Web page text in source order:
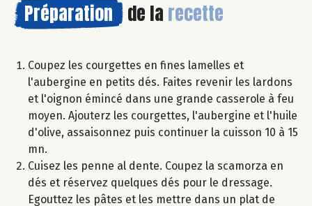
Préparation de la recette
Coupez les courgettes en fines lamelles et
l'aubergine en petits dés. Faites revenir les lardons
et l'oignon émincé dans une grande casserole à feu
moyen. Ajouterz les courgettes, l'aubergine et l'huile
d'olive, assaisonnez puis continuer la cuisson 10 à 15
mn.
Cuisez les penne al dente. Coupez la scamorza en
dés et réservez quelques dés pour le dressage.
Egouttez les pâtes et les mettre dans un plat de